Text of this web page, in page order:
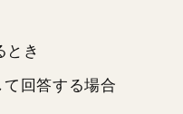
とき
回答する場合